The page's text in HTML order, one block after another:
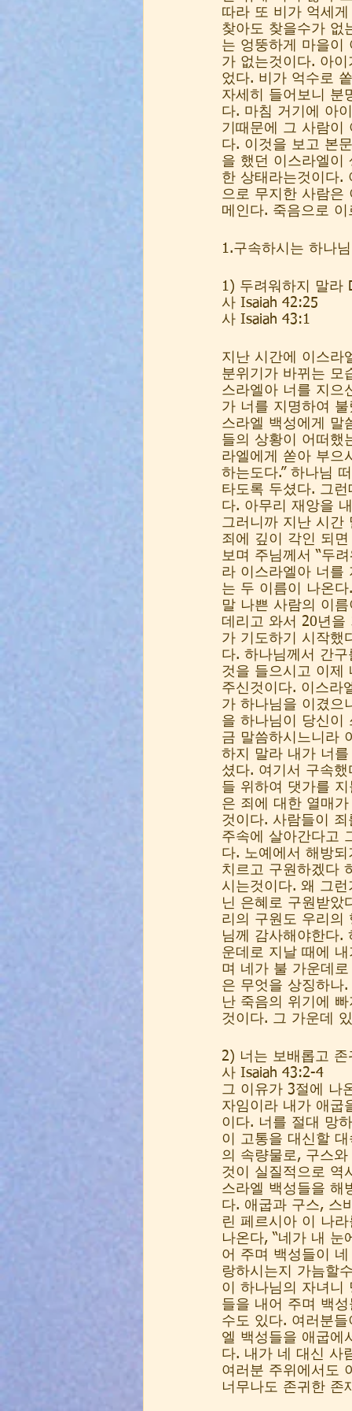
따라 또 비가 억세
찾아도 찾을수가 없
는 엉뚱하게 마을이
가 없는것이다. 아
었다. 비가 억수로
자세히 들어보니 분
다. 마침 거기에 아
기때문에 그 사람이
다. 이것을 보고 본
을 했던 이스라엘이
한 상태라는것이다.
으로 무지한 사람은
메인다. 죽음으로
1.구속하시는 하나
1) 두려워하지 말라
사 Isaiah 42:25
사 Isaiah 43:1
지난 시간에 이스라
분위기가 바뀌는 모
스라엘아 너를 지으
가 너를 지명하여
스라엘 백성에게 말
들의 상황이 어떠했
라엘에게 쏟아 부으
하는도다.” 하나님
타도록 두셨다. 그
다. 아무리 재앙을
그러니까 지난 시간
죄에 깊이 각인 되
보며 주님께서 “두
라 이스라엘아 너를
는 두 이름이 나온
말 나쁜 사람의 이
데리고 와서 20년
가 기도하기 시작했
다. 하나님께서 간
것을 들으시고 이제
주신것이다. 이스라
가 하나님을 이겼으
을 하나님이 당신이
금 말씀하시느니라
하지 말라 내가 너
셨다. 여기서 구속
들 위하여 댓가를
은 죄에 대한 열매
것이다. 사람들이
주속에 살아간다고
다. 노예에서 해방
치르고 구원하겠다
시는것이다. 왜 그
닌 은혜로 구원받았
리의 구원도 우리의
님께 감사해야한다.
운데로 지날 때에
며 네가 불 가운데
은 무엇을 상징하나
난 죽음의 위기에
것이다. 그 가운데
2) 너는 보배롭고 존
사 Isaiah 43:2-4
그 이유가 3절에 나
자임이라 내가 애굽
이다. 너를 절대 망
이 고통을 대신할
의 속량물로, 구스
것이 실질적으로 역
스라엘 백성들을 해
다. 애굽과 구스, 스
린 페르시아 이 나
나온다, “네가 내
어 주며 백성들이
랑하시는지 가늠할
이 하나님의 자녀니
들을 내어 주며 백
수도 있다. 여러분
엘 백성들을 애굽에
다. 내가 네 대신 사
여러분 주위에서도
너무나도 존귀한 존